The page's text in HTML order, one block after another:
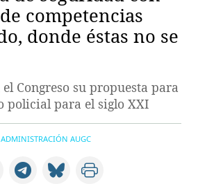
competencias
donde éstas no se
el Congreso su propuesta para
policial para el siglo XXI
ADMINISTRACIÓN AUGC